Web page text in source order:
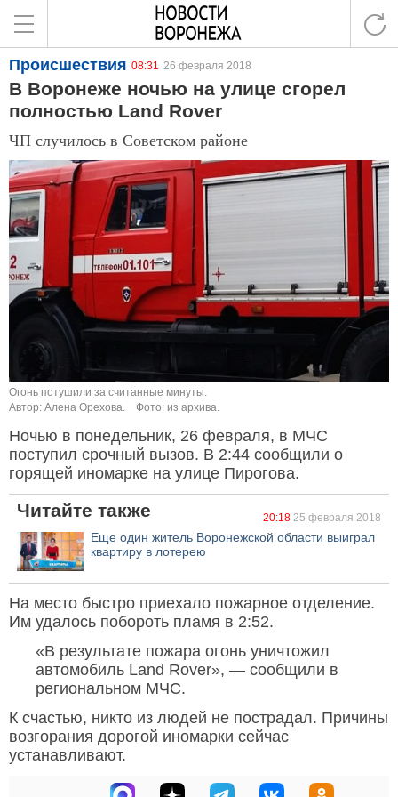
Происшествия 08:31 26 февраля 2018
В Воронеже ночью на улице сгорел
полностью Land Rover
ЧП случилось в Советском районе
Огонь потушили за считанные минуты.
Автор: Алена Орехова.
Фото: из архива.
Ночью в понедельник, 26 февраля, в МЧС
поступил срочный вызов. В 2:44 сообщили о
горящей иномарке на улице Пирогова.
Читайте также 20:18 25 февраля 2018
Еще один житель Воронежской области выиграл
квартиру в лотерею
На место быстро приехало пожарное отделение.
Им удалось побороть пламя в 2:52.
«В результате пожара огонь уничтожил
автомобиль Land Rover», — сообщили в
региональном МЧС.
К счастью, никто из людей не пострадал. Причины
возгорания дорогой иномарки сейчас
устанавливают.